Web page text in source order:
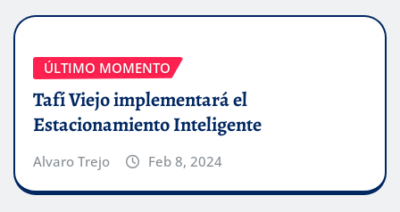
ÚLTIMO MOMENTO
Tafí Viejo implementará el
Estacionamiento Inteligente
Alvaro Trejo Feb 8, 2024